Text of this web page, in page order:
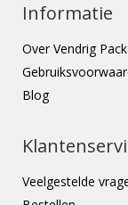
Informatie
Over Vendrig
Blog
Veelgestelde